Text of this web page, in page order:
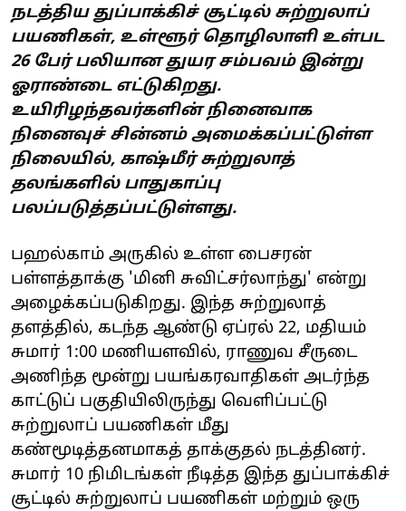
நடத்திய துப்பாக்கிச் சூட்டில் சுற்றுலாப்
பயணிகள், உள்ளூர் தொழிலாளி உள்பட
26 பேர் பலியான துயர சம்பவம் இன்று
ஓராண்டை எட்டுகிறது.
உயிரிழந்தவர்களின் நினைவாக
நினைவுச் சின்னம் அமைக்கப்பட்டுள்ள
நிலையில், காஷ்மீர் சுற்றுலாத்
தலங்களில் பாதுகாப்பு
பலப்படுத்தப்பட்டுள்ளது.
பஹல்காம் அருகில் உள்ள பைசரன்
பள்ளத்தாக்கு 'மினி சுவிட்சர்லாந்து' என்று
அழைக்கப்படுகிறது. இந்த சுற்றுலாத்
தளத்தில், கடந்த ஆண்டு ஏப்ரல் 22, மதியம்
சுமார் 1:00 மணியளவில், ராணுவ சீருடை
அணிந்த மூன்று பயங்கரவாதிகள் அடர்ந்த
காட்டுப் பகுதியிலிருந்து வெளிப்பட்டு
சுற்றுலாப் பயணிகள் மீது
கண்மூடித்தனமாகத் தாக்குதல் நடத்தினர்.
சுமார் 10 நிமிடங்கள் நீடித்த இந்த துப்பாக்கிச்
சூட்டில் சுற்றுலாப் பயணிகள் மற்றும் ஒரு